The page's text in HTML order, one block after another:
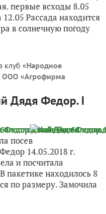
первые всходы 8.05
Рассада находится
в солнечную погоду
клуб «Народное
ООО «Агрофирма
Дядя Федор. I
посев
14.05.2018 г.
и посчитала
пакетике находилось 8
по размеру. Замочила